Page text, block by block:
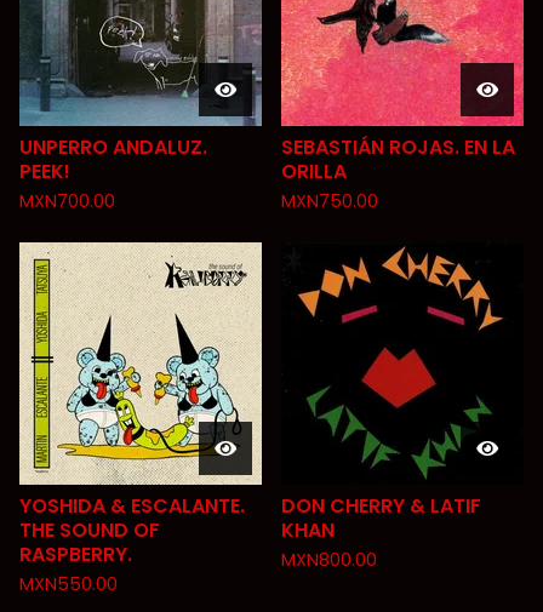
UNPERRO ANDALUZ.
PEEK!
MXN700.00
SEBASTIÁN ROJAS. EN LA
ORILLA
MXN750.00
YOSHIDA & ESCALANTE.
THE SOUND OF
RASPBERRY.
MXN550.00
DON CHERRY & LATIF
KHAN
MXN800.00